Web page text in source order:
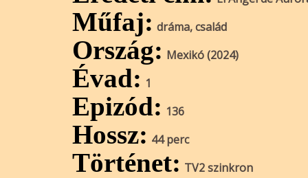
Műfaj: dráma, család
Ország: Mexikó (2024)
Évad: 1
Epizód: 136
Hossz: 44 perc
Történet: TV2 szinkron